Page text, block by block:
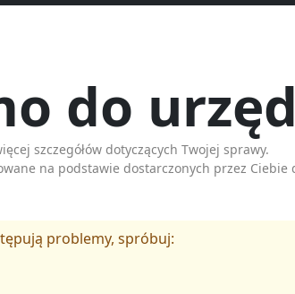
do
szczegółów dotyczących Twojej sprawy.
na podstawie dostarczonych przez Ciebie
problemy, spróbuj: